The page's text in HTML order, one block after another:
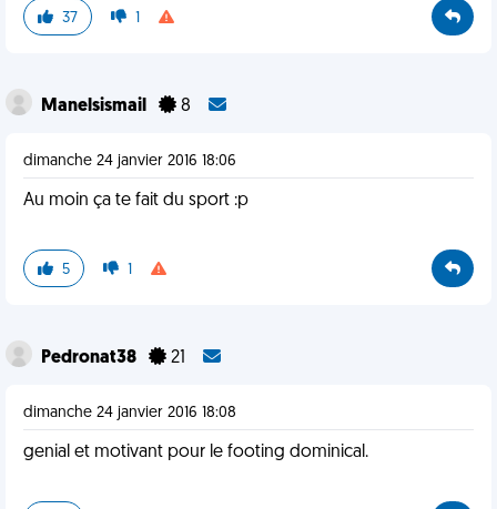
37 1
Manelsismail 8
dimanche 24 janvier 2016 18:06
Au moin ça te fait du sport :p
5 1
Pedronat38 21
dimanche 24 janvier 2016 18:08
genial et motivant pour le footing dominical.